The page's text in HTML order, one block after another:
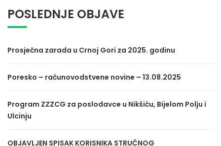
POSLEDNJE OBJAVE
Prosječna zarada u Crnoj Gori za 2025. godinu
Poresko – računovodstvene novine – 13.08.2025
Program ZZZCG za poslodavce u Nikšiću, Bijelom Polju i
Ulcinju
OBJAVLJEN SPISAK KORISNIKA STRUČNOG